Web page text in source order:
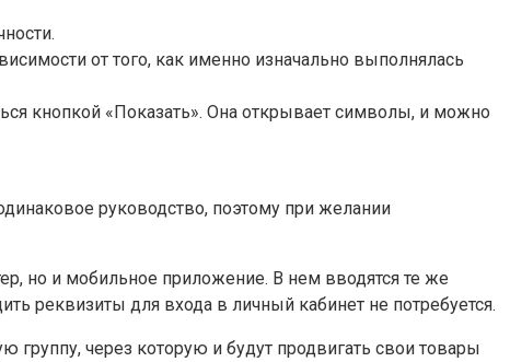
от того, как именно изначально выполнялась
кнопкой «Показать». Она открывает символы, и можно
руководство, поэтому при желании
но и мобильное приложение. В нем вводятся те же
реквизиты для входа в личный кабинет не потребуется.
через которую и будут продвигать свои товары